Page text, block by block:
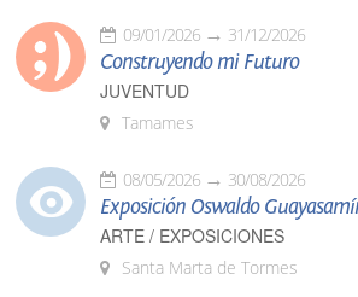
09/01/2026 31/12/2026
Construyendo mi Futuro
JUVENTUD
Tamames
08/05/2026 30/08/2026
Exposición Oswaldo
ARTE / EXPOSICIONES
Santa Marta de Tormes